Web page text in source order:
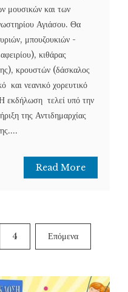
μουσικών και των
Αγιάσου. Θα
μπουζουκιών -
κιθάρας
κρουστών (δάσκαλος
και νεανικό χορευτικό
εκδήλωση τελεί υπό την
της Αντιδημαρχίας
Read More
4 Επόμενα